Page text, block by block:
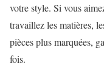
votre style. Si vous
travaillez les matières,
pièces plus marquées,
fois.